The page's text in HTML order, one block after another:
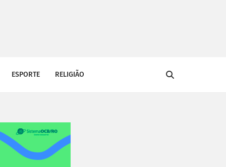
ESPORTE RELIGIÃO